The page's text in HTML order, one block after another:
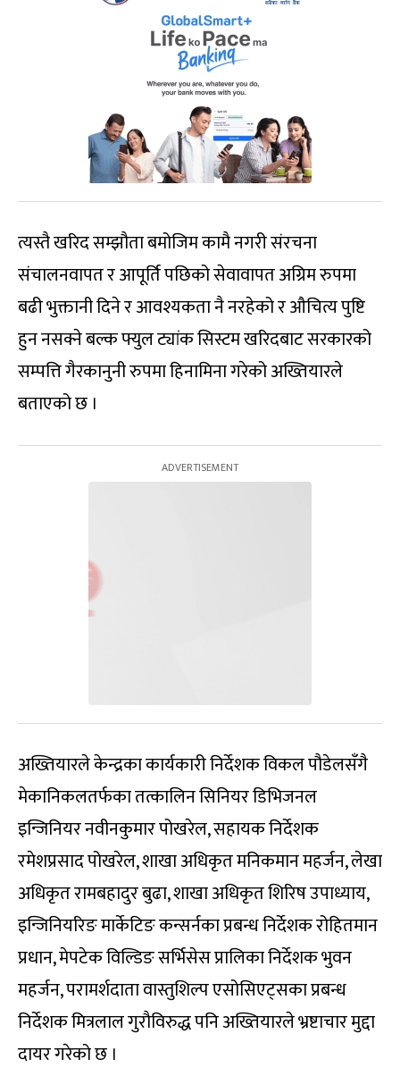
त्यस्तै खरिद सम्झौता बमोजिम कामै नगरी संरचना
संचालनवापत र आपूर्ति पछिको सेवावापत अग्रिम रुपमा
बढी भुक्तानी दिने र आवश्यकता नै नरहेको र औचित्य पुष्टि
हुन नसक्ने बल्क फ्युल ट्यांक सिस्टम खरिदबाट सरकारको
सम्पत्ति गैरकानुनी रुपमा हिनामिना गरेको अख्तियारले
बताएको छ ।
अख्तियारले केन्द्रका कार्यकारी निर्देशक विकल पौडेलसँगै
मेकानिकलतर्फका तत्कालिन सिनियर डिभिजनल
इन्जिनियर नवीनकुमार पोखरेल, सहायक निर्देशक
रमेशप्रसाद पोखरेल, शाखा अधिकृत मनिकमान महर्जन, लेखा
अधिकृत रामबहादुर बुढा, शाखा अधिकृत शिरिष उपाध्याय,
इन्जिनियरिङ मार्केटिङ कन्सर्नका प्रबन्ध निर्देशक रोहितमान
प्रधान, मेपटेक विल्डिङ सर्भिसेस प्रालिका निर्देशक भुवन
महर्जन, परामर्शदाता वास्तुशिल्प एसोसिएट्सका प्रबन्ध
निर्देशक मित्रलाल गुरौविरुद्ध पनि अख्तियारले भ्रष्टाचार मुद्दा
दायर गरेको छ ।